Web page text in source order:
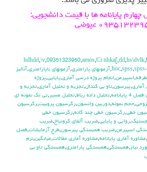
پایانامه ها با قیمت دانشجویی:
عیوضی
,\v,09351323950,amos,Ci nhka[ ,dd,hs\dvlk,
hoc,spss,
,آزمونهاي پارامتري,آزمونهاي ناپارامتري,آناليز
,اسپيرمن,انجام پروژه درسي آماري,پايايي,پروژه
آماري,پيرسون,تاو بي کندال,تجزيه و تحليل آماري,تجزيه و
,تحليل داده رباط,تحليل مسير ,تي تک نمونه اي
,حجم نمونه,دوربين واتسون,رگرسيون پروبيت,رگرسيون
خطي,رگرسيون خطي چند گانه,رگرسيون خطي
,روايي و پايايي,ضريب آلفاي کرونباخ,ضريب
اسپيرمن,ضريب همبستگي پيرسون,طرح آزمايشات,فصل
,مشاوره آماري پايانامه,مشاوره آماري مقالات,ميانگين,نرم
نیاز ,همبستگي,همبستگي پارامتري,همبستگي تاو بي